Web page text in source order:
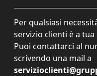
Per qualsiasi
servizio clienti è a
Puoi contattarci al
scrivendo una mail a